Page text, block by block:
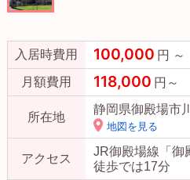
入居時費用 100,000 円 ～
月額費用
118,000 円～
所在地
静岡県御殿場市
地図を見る
アクセス
JR御殿場線「御
徒歩では17分